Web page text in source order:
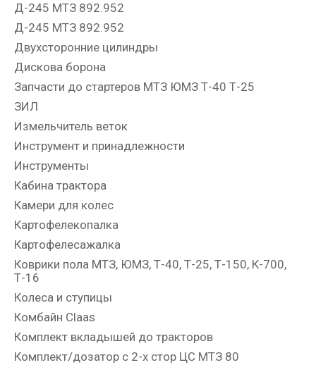
Д-245 МТЗ 892.952
Д-245 МТЗ 892.952
Двухсторонние цилиндры
Дискова борона
Запчасти до стартеров МТЗ ЮМЗ Т-40 Т-25
ЗИЛ
Измельчитель веток
Инструмент и принадлежности
Инструменты
Кабина трактора
Камери для колес
Картофелекопалка
Картофелесажалка
Коврики пола МТЗ, ЮМЗ, Т-40, Т-25, Т-150, К-700,
Т-16
Колеса и ступицы
Комбайн Claas
Комплект вкладышей до тракторов
Комплект/дозатор с 2-х стор ЦС МТЗ 80